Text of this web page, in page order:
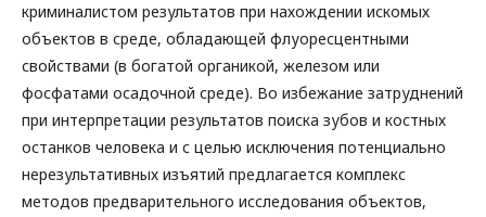
криминалистом результатов при нахождении искомых
объектов в среде, обладающей флуоресцентными
свойствами (в богатой органикой, железом или
фосфатами осадочной среде). Во избежание затруднений
при интерпретации результатов поиска зубов и костных
останков человека и с целью исключения потенциально
нерезультативных изъятий предлагается комплекс
методов предварительного исследования объектов,